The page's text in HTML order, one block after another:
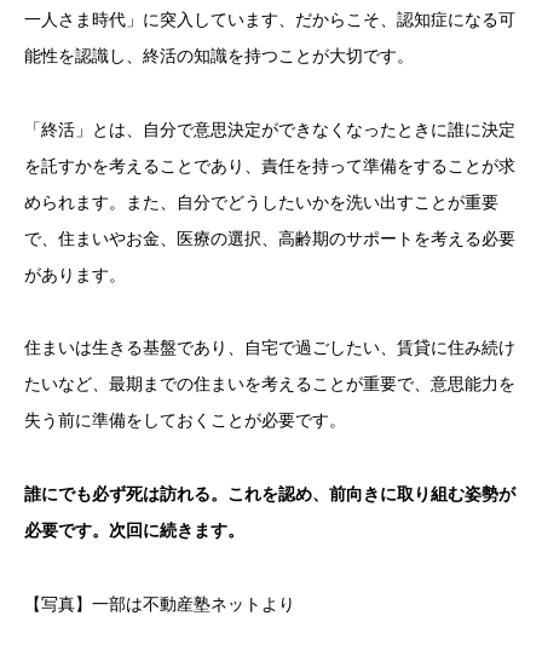
一人さま時代」に突入しています、だからこそ、認知症になる可
能性を認識し、終活の知識を持つことが大切です。
「終活」とは、自分で意思決定ができなくなったときに誰に決定
を託すかを考えることであり、責任を持って準備をすることが求
められます。また、自分でどうしたいかを洗い出すことが重要
で、住まいやお金、医療の選択、高齢期のサポートを考える必要
があります。
住まいは生きる基盤であり、自宅で過ごしたい、賃貸に住み続け
たいなど、最期までの住まいを考えることが重要で、意思能力を
失う前に準備をしておくことが必要です。
誰にでも必ず死は訪れる。これを認め、前向きに取り組む姿勢が
必要です。次回に続きます。
【写真】一部は不動産塾ネットより